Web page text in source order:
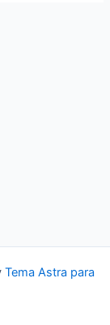
Tema Astra para